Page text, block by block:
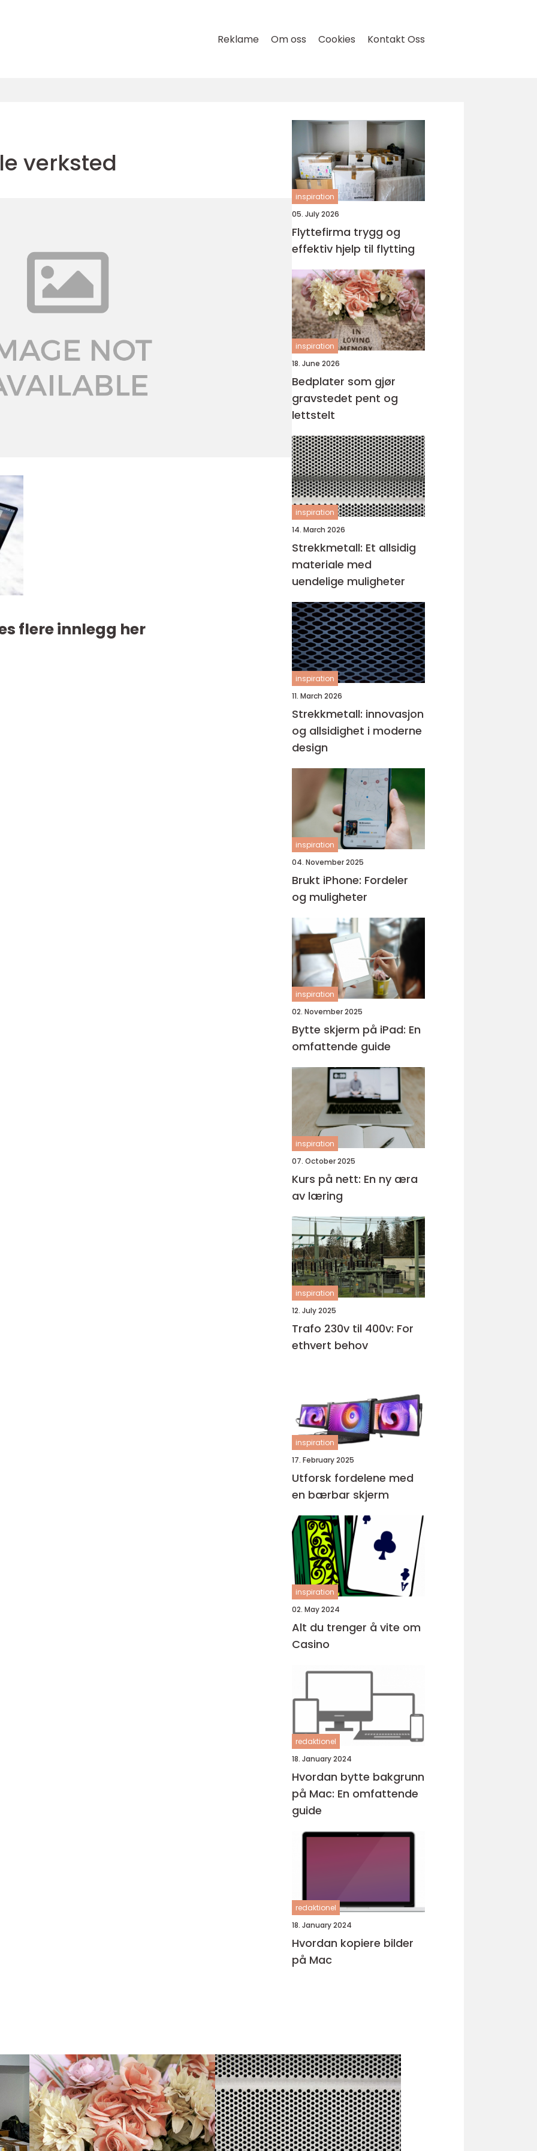
Reklame Om oss Cookies Kontakt Oss
verksted
flere innlegg her
inspiration
05. July 2026
Flyttefirma trygg og
effektiv hjelp til flytting
inspiration
18. June 2026
Bedplater som gjør
gravstedet pent og
lettstelt
inspiration
14. March 2026
Strekkmetall: Et allsidig
materiale med
uendelige muligheter
inspiration
11. March 2026
Strekkmetall: innovasjon
og allsidighet i moderne
design
inspiration
04. November 2025
Brukt iPhone: Fordeler
og muligheter
inspiration
02. November 2025
Bytte skjerm på iPad: En
omfattende guide
inspiration
07. October 2025
Kurs på nett: En ny æra
av læring
inspiration
12. July 2025
Trafo 230v til 400v: For
ethvert behov
inspiration
17. February 2025
Utforsk fordelene med
en bærbar skjerm
inspiration
02. May 2024
Alt du trenger å vite om
Casino
redaktionel
18. January 2024
Hvordan bytte bakgrunn
på Mac: En omfattende
guide
redaktionel
18. January 2024
Hvordan kopiere bilder
på Mac